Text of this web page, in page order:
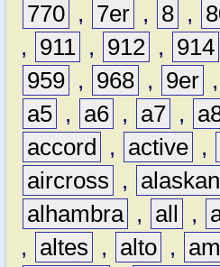
770 , 7er , 8 ,
,
911 , 912 , 914
959 , 968 , 9er ,
a5 , a6 , a7 ,
accord
, active ,
aircross
, alaskan
alhambra , all ,
,
altes , alto ,